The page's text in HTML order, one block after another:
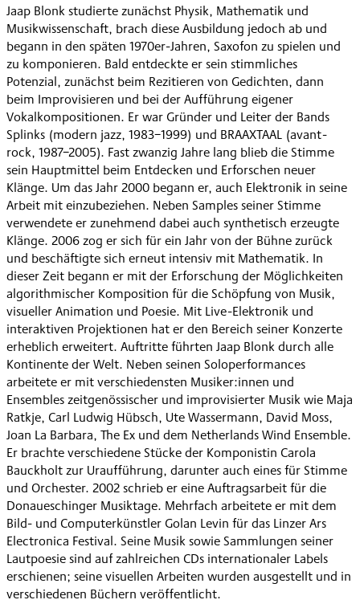
Jaap Blonk studierte zunächst Physik, Mathematik und
Musikwissenschaft, brach diese Ausbildung jedoch ab und
begann in den späten 1970er-Jahren, Saxofon zu spielen und
zu komponieren. Bald entdeckte er sein stimmliches
Potenzial, zunächst beim Rezitieren von Gedichten, dann
beim Improvisieren und bei der Aufführung eigener
Vokalkompositionen. Er war Gründer und Leiter der Bands
Splinks (modern jazz, 1983−1999) und BRAAXTAAL (avant-
rock, 1987−2005). Fast zwanzig Jahre lang blieb die Stimme
sein Hauptmittel beim Entdecken und Erforschen neuer
Klänge. Um das Jahr 2000 begann er, auch Elektronik in seine
Arbeit mit einzubeziehen. Neben Samples seiner Stimme
verwendete er zunehmend dabei auch synthetisch erzeugte
Klänge. 2006 zog er sich für ein Jahr von der Bühne zurück
und beschäftigte sich erneut intensiv mit Mathematik. In
dieser Zeit begann er mit der Erforschung der Möglichkeiten
algorithmischer Komposition für die Schöpfung von Musik,
visueller Animation und Poesie. Mit Live-Elektronik und
interaktiven Projektionen hat er den Bereich seiner Konzerte
erheblich erweitert. Auftritte führten Jaap Blonk durch alle
Kontinente der Welt. Neben seinen Soloperformances
arbeitete er mit verschiedensten Musiker:innen und
Ensembles zeitgenössischer und improvisierter Musik wie Maja
Ratkje, Carl Ludwig Hübsch, Ute Wassermann, David Moss,
Joan La Barbara, The Ex und dem Netherlands Wind Ensemble.
Er brachte verschiedene Stücke der Komponistin Carola
Bauckholt zur Uraufführung, darunter auch eines für Stimme
und Orchester. 2002 schrieb er eine Auftragsarbeit für die
Donaueschinger Musiktage. Mehrfach arbeitete er mit dem
Bild- und Computerkünstler Golan Levin für das Linzer Ars
Electronica Festival. Seine Musik sowie Sammlungen seiner
Lautpoesie sind auf zahlreichen CDs internationaler Labels
erschienen; seine visuellen Arbeiten wurden ausgestellt und in
verschiedenen Büchern veröffentlicht.